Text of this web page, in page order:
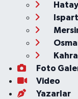
Hatay
Foto
Video
Yazarlar